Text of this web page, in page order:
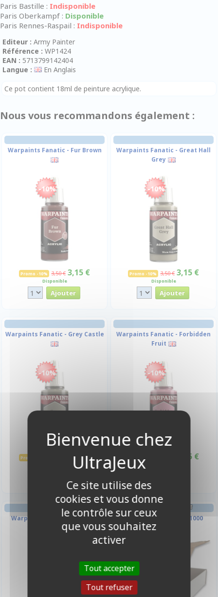
Paris Bastille : Indisponible
Paris Oberkampf : Disponible
Paris Rennes-Raspail : Indisponible
Editeur : Army Painter
Référence : WP1424
EAN : 5713799142404
Langue :
En Anglais
Ce pot contient 18ml de peinture acrylique.
Nous vous recommandons également :
Warpaints Fanatic - Fur Brown
-10%
Promo -10% 3,50 € 3,15 €
Disponible
Warpaints Fanatic - Great Hall
Grey
-10%
Promo -10% 3,50 € 3,15 €
Disponible
Warpaints Fanatic - Grey Castle
-10%
Promo -10% 3,15 €
Warpaints Fanatic - Forbidden
Fruit
-10%
3,15 €
Warpaints Fanatic - Brigade
DECK BOX ET RANGEMENT
Boîte De Rangement 1000
Cartes
Ce site utilise des
cookies et vous donne
le contrôle sur ceux
que vous souhaitez
activer
Tout accepter
Tout refuser